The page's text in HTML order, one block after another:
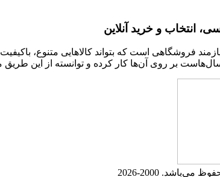
انتخاب و خرید آنلاین
فروشگاهی است که بتواند کالاهایی متنوع،
بر روی آن‌ها کار کرده و توانسته از این طریق
2000-2026